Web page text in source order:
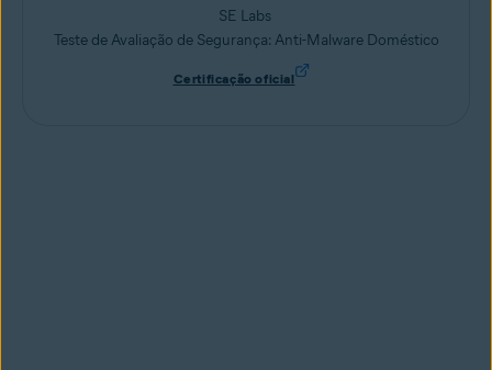
SE Labs
Teste de Avaliação de Segurança: Anti-Malware Doméstico
Certificação oficial